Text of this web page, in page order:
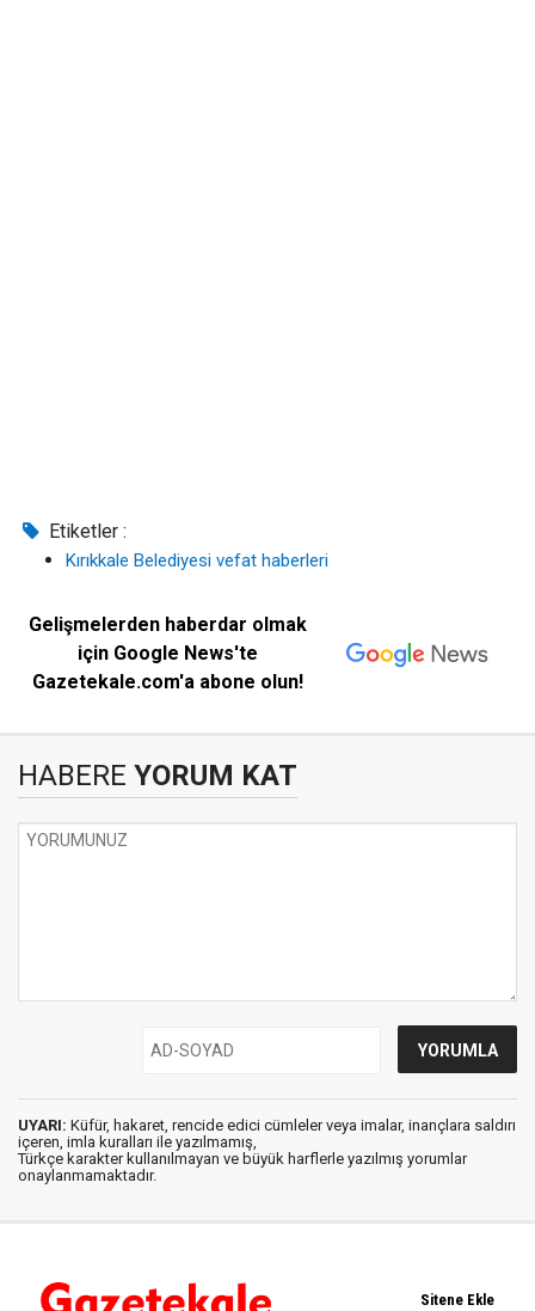
Etiketler :
Kırıkkale Belediyesi vefat haberleri
Gelişmelerden haberdar olmak
için Google News'te
Gazetekale.com'a abone olun!
HABERE YORUM KAT
UYARI: Küfür, hakaret, rencide edici cümleler veya imalar, inançlara saldırı
içeren, imla kuralları ile yazılmamış,
Türkçe karakter kullanılmayan ve büyük harflerle yazılmış yorumlar
onaylanmamaktadır.